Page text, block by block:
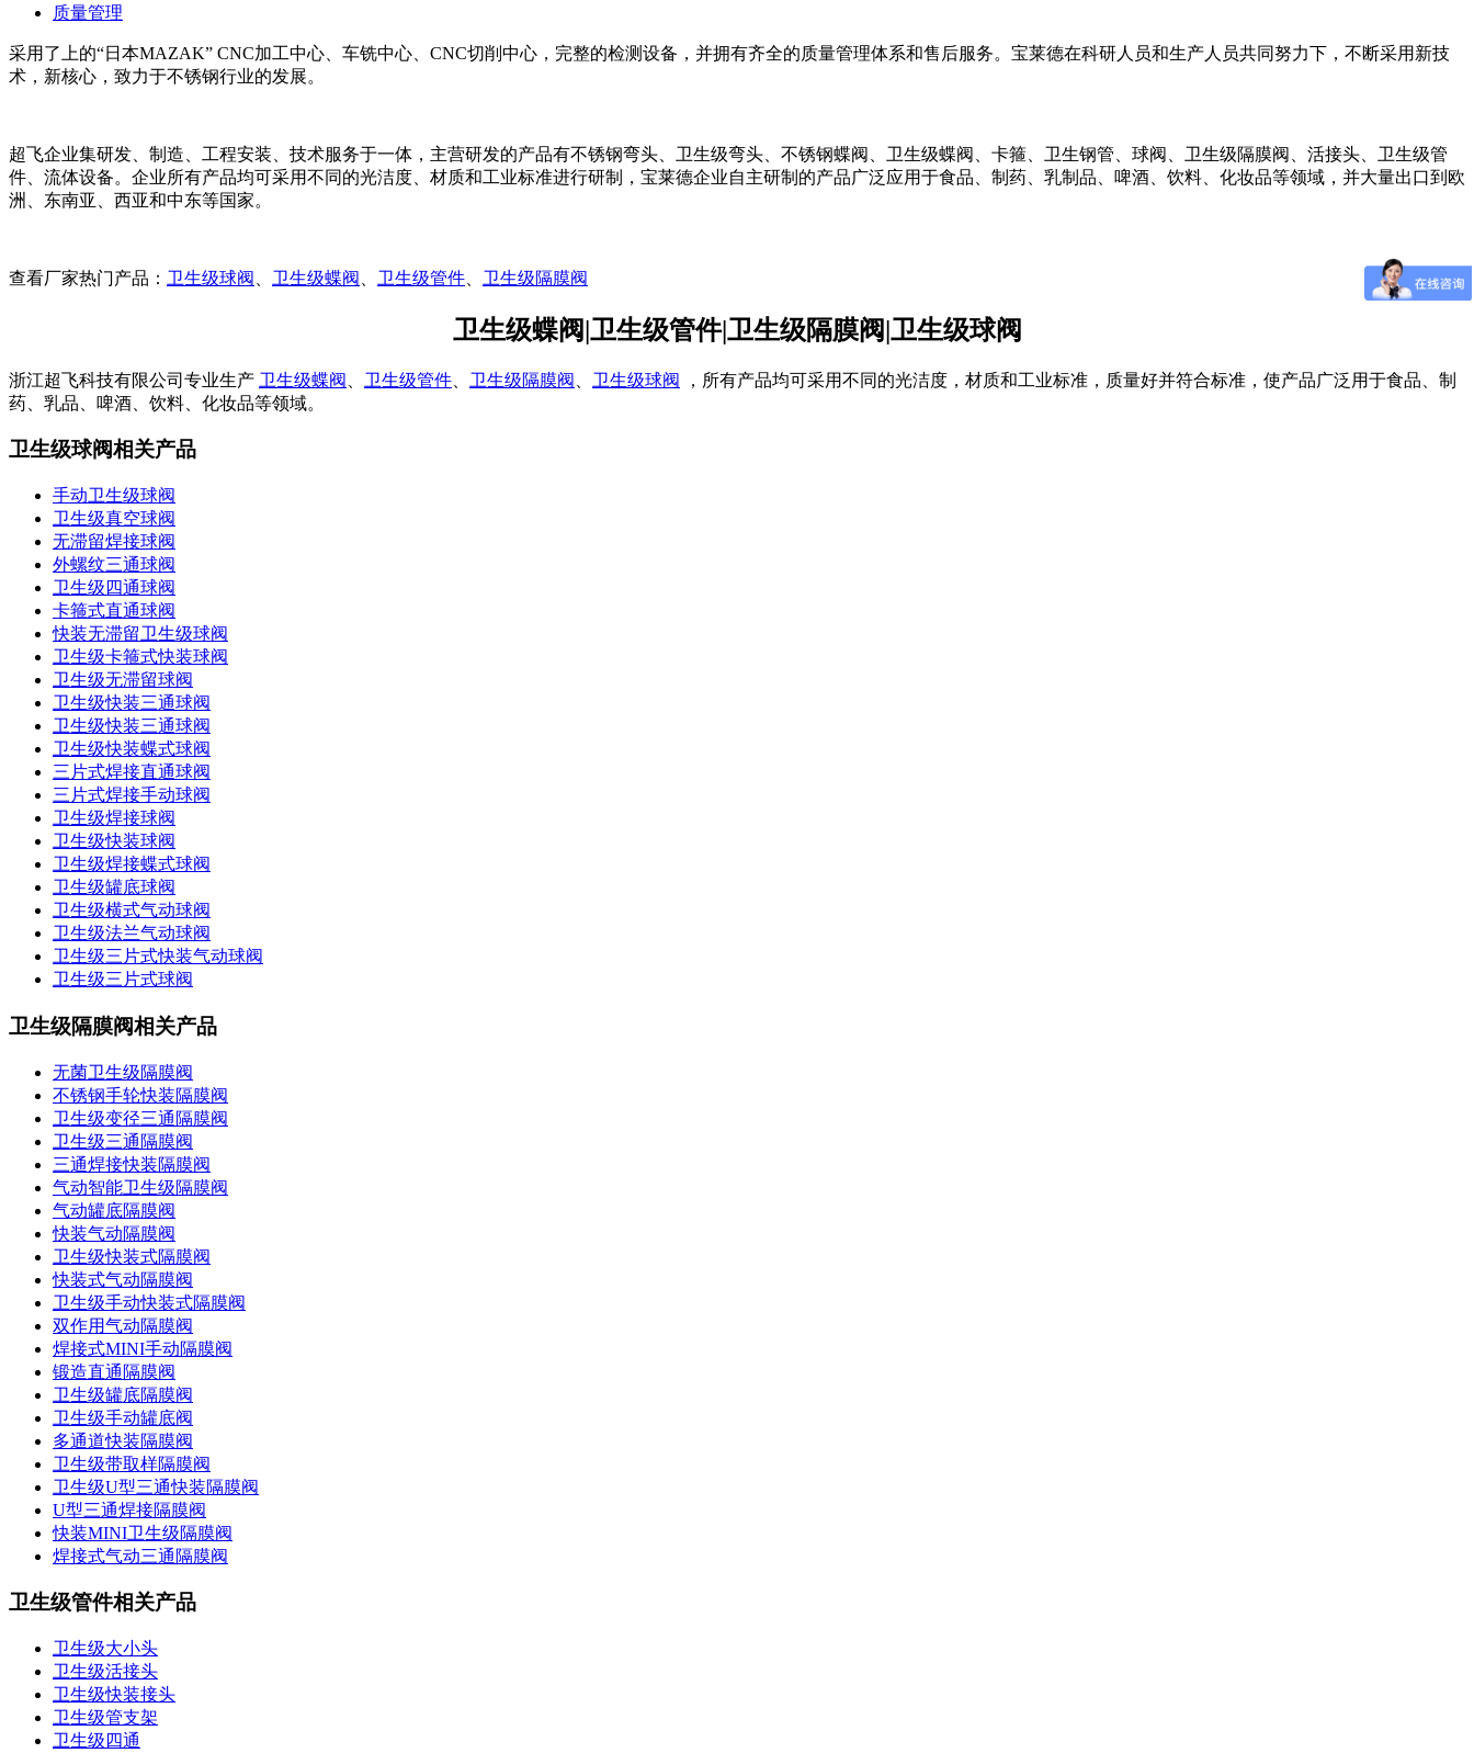
质量管理
采用了上的“日本MAZAK” CNC加工中心、车铣中心、CNC切削中心，完整的检测设备，并拥有齐全的质量管理体系和售后服务。宝莱德在科研人员和生产人员共同努力下，不断采用新技
术，新核心，致力于不锈钢行业的发展。
超飞企业集研发、制造、工程安装、技术服务于一体，主营研发的产品有不锈钢弯头、卫生级弯头、不锈钢蝶阀、卫生级蝶阀、卡箍、卫生钢管、球阀、卫生级隔膜阀、活接头、卫生级管
件、流体设备。企业所有产品均可采用不同的光洁度、材质和工业标准进行研制，宝莱德企业自主研制的产品广泛应用于食品、制药、乳制品、啤酒、饮料、化妆品等领域，并大量出口到欧
洲、东南亚、西亚和中东等国家。
查看厂家热门产品： 卫生级球阀 卫生级蝶阀 卫生级管件 卫生级隔膜阀
卫生级蝶阀|卫生级管件|卫生级隔膜阀|卫生级球阀
浙江超飞科技有限公司专业生产 卫生级蝶阀 卫生级管件 卫生级隔膜阀 卫生级球阀
，所有产品均可采用不同的光洁度，材质和工业标准，质量好并符合标准，使产品广泛用于食品、制
药、乳品、啤酒、饮料、化妆品等领域。
卫生级球阀相关产品
手动卫生级球阀
卫生级真空球阀
无滞留焊接球阀
外螺纹三通球阀
卫生级四通球阀
卡箍式直通球阀
快装无滞留卫生级球阀
卫生级卡箍式快装球阀
卫生级无滞留球阀
卫生级快装三通球阀
卫生级快装三通球阀
卫生级快装蝶式球阀
三片式焊接直通球阀
三片式焊接手动球阀
卫生级焊接球阀
卫生级快装球阀
卫生级焊接蝶式球阀
卫生级罐底球阀
卫生级横式气动球阀
卫生级法兰气动球阀
卫生级三片式快装气动球阀
卫生级三片式球阀
卫生级隔膜阀相关产品
无菌卫生级隔膜阀
不锈钢手轮快装隔膜阀
卫生级变径三通隔膜阀
卫生级三通隔膜阀
三通焊接快装隔膜阀
气动智能卫生级隔膜阀
气动罐底隔膜阀
快装气动隔膜阀
卫生级快装式隔膜阀
快装式气动隔膜阀
卫生级手动快装式隔膜阀
双作用气动隔膜阀
焊接式MINI手动隔膜阀
锻造直通隔膜阀
卫生级罐底隔膜阀
卫生级手动罐底阀
多通道快装隔膜阀
卫生级带取样隔膜阀
卫生级U型三通快装隔膜阀
U型三通焊接隔膜阀
快装MINI卫生级隔膜阀
焊接式气动三通隔膜阀
卫生级管件相关产品
卫生级大小头
卫生级活接头
卫生级快装接头
卫生级管支架
卫生级四通